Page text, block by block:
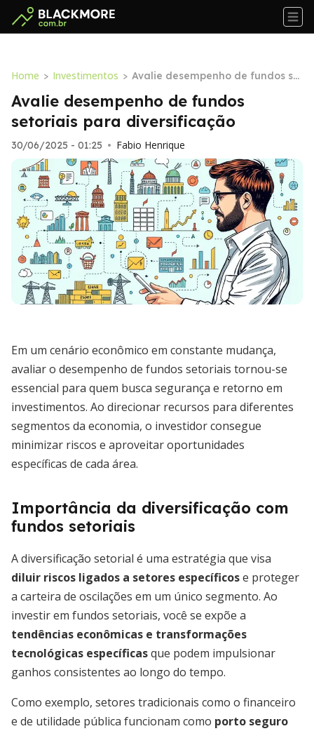
Home > Investimentos > Avalie desempenho de fundos se
toriais para diversificação
Avalie desempenho de fundos
setoriais para diversificação
30/06/2025 - 01:25 • Fabio Henrique
Em um cenário econômico em constante mudança,
avaliar o desempenho de fundos setoriais tornou-se
essencial para quem busca segurança e retorno em
investimentos. Ao direcionar recursos para diferentes
segmentos da economia, o investidor consegue
minimizar riscos e aproveitar oportunidades
específicas de cada área.
Importância da diversificação com
fundos setoriais
A diversificação setorial é uma estratégia que visa
diluir riscos ligados a setores específicose proteger
a carteira de oscilações em um único segmento. Ao
investir em fundos setoriais, você se expõe a
tendências econômicas e transformações
tecnológicas específicasque podem impulsionar
ganhos consistentes ao longo do tempo.
Como exemplo, setores tradicionais como o financeiro
e de utilidade pública funcionam como porto seguro